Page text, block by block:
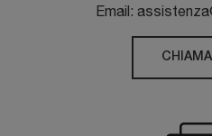
Email: